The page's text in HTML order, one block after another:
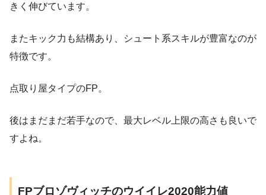
きく伸びています。
またキック力も結構あり、シュート系スキルが豊富なのが
特徴です。
点取り屋タイプのFP。
後はまだまだ若手なので、最大レベル上限の高さも良いで
すよね。
FPブロゾヴィッチのウイイレ2020能力値